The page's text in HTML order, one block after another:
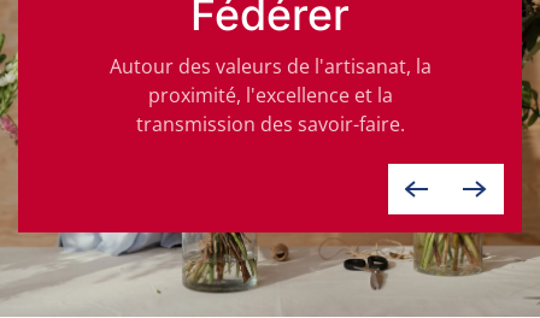
Fédérer
Autour des valeurs de l'artisanat, la
proximité, l'excellence et la
transmission des savoir-faire.